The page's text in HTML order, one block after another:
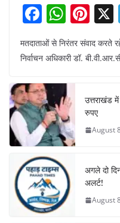
F
a
c
b
o
o
k
W
h
at
A
p
p
Pi
er
मतदाताओं से निरंतर संवाद करते
निर्वाचन अधिकारी डॉ.
उत्तराखंड
रुपए
August
अगले दो
अलर्ट!
August